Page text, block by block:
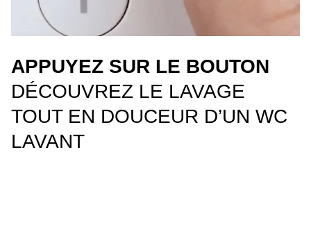
APPUYEZ SUR LE BOUTON
DÉCOUVREZ LE LAVAGE
TOUT EN DOUCEUR D’UN WC
LAVANT